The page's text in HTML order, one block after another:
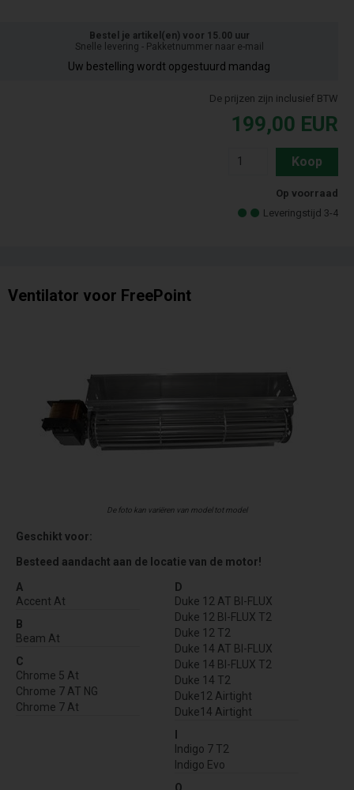
Bestel je artikel(en) voor 15.00 uur
Snelle levering - Pakketnummer naar e-mail
Uw bestelling wordt opgestuurd mandag
De prijzen zijn inclusief BTW
199,00 EUR
Koop
Op voorraad
Leveringstijd 3-4
Ventilator voor FreePoint
De foto kan variëren van model tot model
Geschikt voor:
Besteed aandacht aan de locatie van de motor!
A
Accent At
B
Beam At
C
Chrome 5 At
Chrome 7 AT NG
Chrome 7 At
D
Duke 12 AT BI-FLUX
Duke 12 BI-FLUX T2
Duke 12 T2
Duke 14 AT BI-FLUX
Duke 14 BI-FLUX T2
Duke 14 T2
Duke12 Airtight
Duke14 Airtight
Indigo 7 T2
Indigo Evo